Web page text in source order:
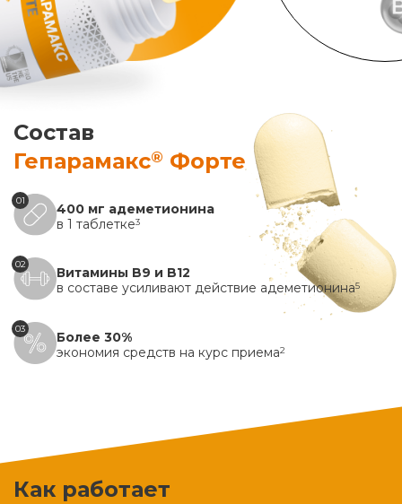
Состав
Гепарамакс® Форте
01
400 мг адеметионина
в 1 таблетке3
02
Витамины B9 и B12
в составе усиливают действие адеметионина5
03
Более 30%
экономия средств на курс приема2
Как работает